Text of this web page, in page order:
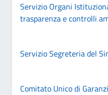
Servizio Organi
trasparenza e controlli
Servizio Segreteria del
Comitato Unico di